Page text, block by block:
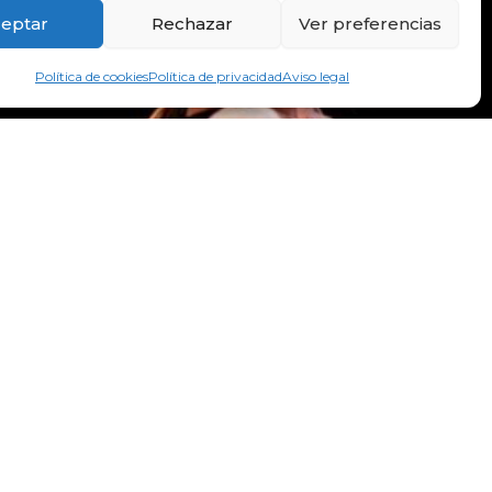
Rechazar Ver preferencias
Política de cookiesPolítica de privacidadAviso legal